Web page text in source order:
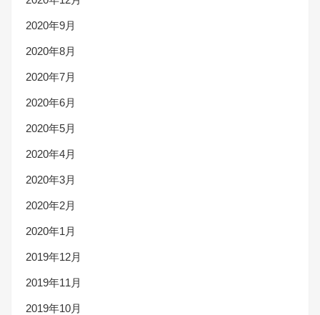
2020年9月
2020年8月
2020年7月
2020年6月
2020年5月
2020年4月
2020年3月
2020年2月
2020年1月
2019年12月
2019年11月
2019年10月